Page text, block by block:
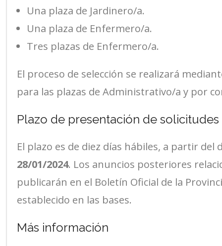
Una plaza de Jardinero/a.
Una plaza de Enfermero/a.
Tres plazas de Enfermero/a.
El proceso de selección se realizará
para las plazas de Administrativo/a y por
Plazo de presentación de solicitudes
El plazo es de diez días hábiles, a partir del
28/01/2024. Los anuncios posteriores
publicarán en el Boletín Oficial de la
establecido en las bases.
Más información